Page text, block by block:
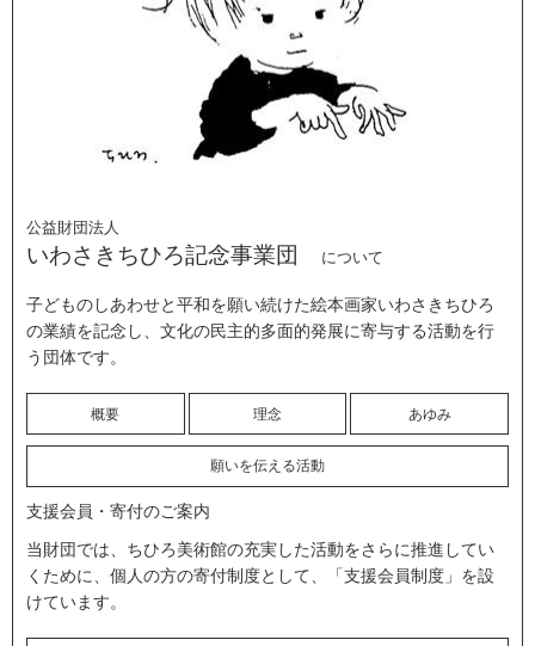
公益財団法人
いわさきちひろ記念事業団 について
子どものしあわせと平和を願い続けた絵本画家いわさきちひろ
の業績を記念し、文化の民主的多面的発展に寄与する活動を行
う団体です。
概要 理念 あゆみ
願いを伝える活動
支援会員・寄付のご案内
当財団では、ちひろ美術館の充実した活動をさらに推進してい
くために、個人の方の寄付制度として、「支援会員制度」を設
けています。